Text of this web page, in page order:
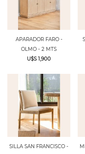
APARADOR FARO -
OLMO - 2 MTS
U$S 1,900
SILLA SAN FRANCISCO -